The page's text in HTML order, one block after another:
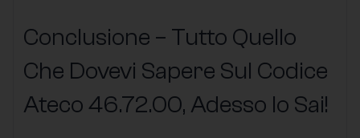
Conclusione – Tutto Quello
Che Dovevi Sapere Sul Codice
Ateco 46.72.00, Adesso lo Sai!